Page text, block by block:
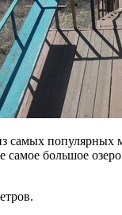
самых популярных
большое озеро